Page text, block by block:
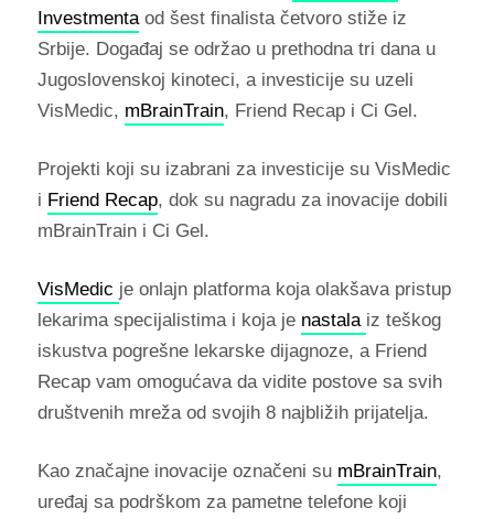
Investmentaod šest finalista četvoro stiže iz
Srbije. Događaj se održao u prethodna tri dana u
Jugoslovenskoj kinoteci, a investicije su uzeli
VisMedic, mBrainTrain, Friend Recap i Ci Gel.
Projekti koji su izabrani za investicije su VisMedic
i Friend Recap, dok su nagradu za inovacije dobili
mBrainTrain i Ci Gel.
VisMedic je onlajn platforma koja olakšava pristup
lekarima specijalistima i koja je nastala iz teškog
iskustva pogrešne lekarske dijagnoze, a Friend
Recap vam omogućava da vidite postove sa svih
društvenih mreža od svojih 8 najbližih prijatelja.
Kao značajne inovacije označeni su mBrainTrain,
uređaj sa podrškom za pametne telefone koji